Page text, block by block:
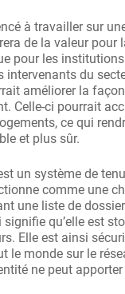
à travailler sur
de la valeur pour
pour les
intervenants du
améliorer la
Celle-ci pourrait
ce qui
et plus sûr.
un système de
comme une
une liste de
qu’elle est
Elle est ainsi
le monde sur le
ne peut